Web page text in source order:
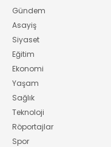
Gündem
Asayiş
Siyaset
Eğitim
Ekonomi
Yaşam
Sağlık
Teknoloji
Röportajlar
Spor